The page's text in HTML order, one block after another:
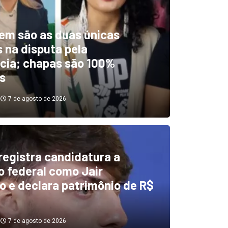
desvios de
emendas Pix
7 de agosto de 2026
são as duas únicas
na disputa pela
chapas são 100%
7 de agosto de 2026
candidatura a
federal como Jair
e declara patrimônio de R$
7 de agosto de 2026